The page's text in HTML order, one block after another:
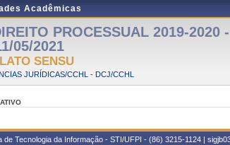
Acadêmicas
PROCESSUAL 2019-2020
05/2021
SENSU
JURÍDICAS/CCHL - DCJ/CCHL
de Tecnologia da Informação - STI/UFPI - (86) 3215-1124 |